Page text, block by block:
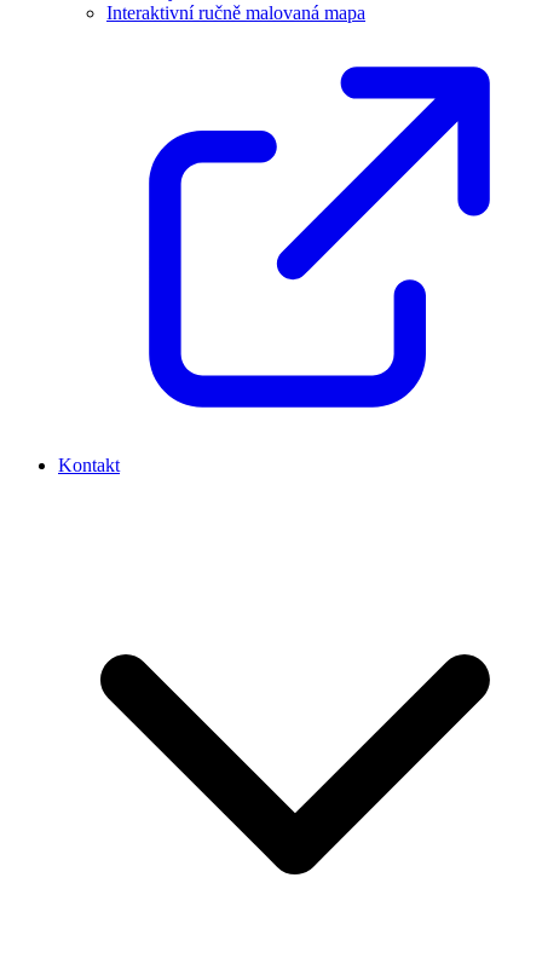
Interaktivní ručně malovaná mapa
Kontakt